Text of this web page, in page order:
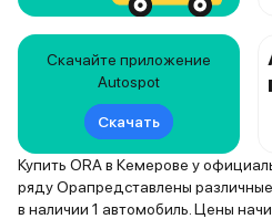
Скачайте приложение
Autospot
Скачать
Купить ORA в Кемерове у
ряду Орапредставлены
в наличии 1 автомобиль. Цены